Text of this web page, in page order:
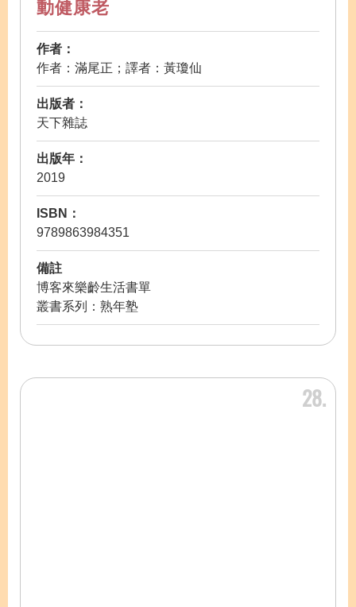
動健康老
作者：
作者：滿尾正；譯者：黃瓊仙
出版者：
天下雜誌
出版年：
2019
ISBN：
9789863984351
備註
博客來樂齡生活書單
叢書系列：熟年塾
28